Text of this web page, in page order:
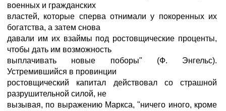
военных и гражданских
властей, которые сперва отнимали у покоренных их
богатства, а затем снова
давали им их взаймы под ростовщические проценты,
чтобы дать им возможность
выплачивать новые поборы" (Ф. Энгельс).
Устремившийся в провинции
ростовщический капитал действовал со страшной
разрушительной силой, не
вызывая, по выражению Маркса, "ничего иного, кроме